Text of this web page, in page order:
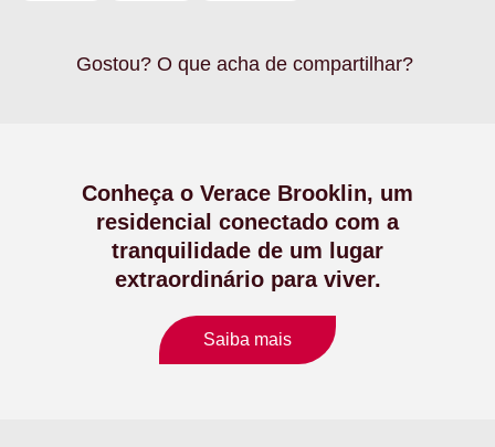
Gostou? O que acha de compartilhar?
Conheça o Verace Brooklin, um
residencial conectado com a
tranquilidade de um lugar
extraordinário para viver.
Saiba mais